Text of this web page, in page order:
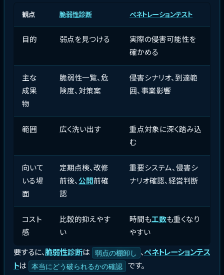
観点 脆弱性診断 ペネトレーションテスト
目的 弱点を見つける
実際の侵害可能性を
確かめる
主な
成果
物
脆弱性一覧、危
険度、対策案
侵害シナリオ、到達範
囲、事業影響
範囲 広く洗い出す
重点対象に深く踏み込
む
向いて
いる場
面
定期点検、改修
前後、 公開前確
認
重要システム、侵害シ
ナリオ確認、経営判断
コスト
感
比較的抑えやす
い
時間も工数も重くなり
やすい
要するに、脆弱性診断は 弱点の棚卸し 、ペネトレーションテス
トは 本当にどう破られるかの確認 です。